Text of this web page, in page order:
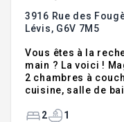
3916 Rue des
Lévis, G6V 7M5
Vous êtes à la
main ? La voici !
2 chambres à
cuisine, salle de
toiture, isolation de
2 1